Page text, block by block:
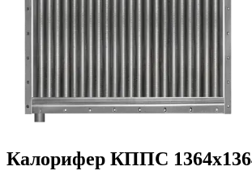
Калорифер КППС